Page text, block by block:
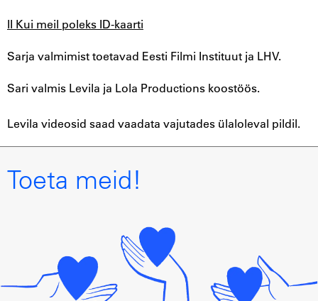
II Kui meil poleks ID-kaarti
Sarja valmimist toetavad Eesti Filmi Instituut ja LHV.
Sari valmis Levila ja Lola Productions koostöös.
Levila videosid saad vaadata vajutades ülaloleval pildil.
Toeta meid!